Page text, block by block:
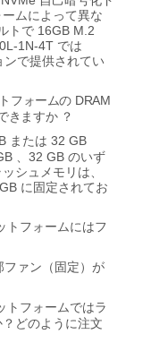
ムによって異な
トで 16GB M.2
1N-4T では
ンで提供されてい
フォームの DRAM
きますか ？
または 32 GB
、 32 GB のいず
シュメモリは、
に固定されてお
トフォームにはフ
ファン（固定）が
トフォームではラ
どのように注文